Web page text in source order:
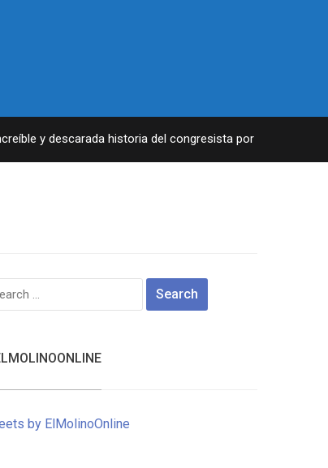
y descarada historia del congresista por NY George
by ElMolinoOnline